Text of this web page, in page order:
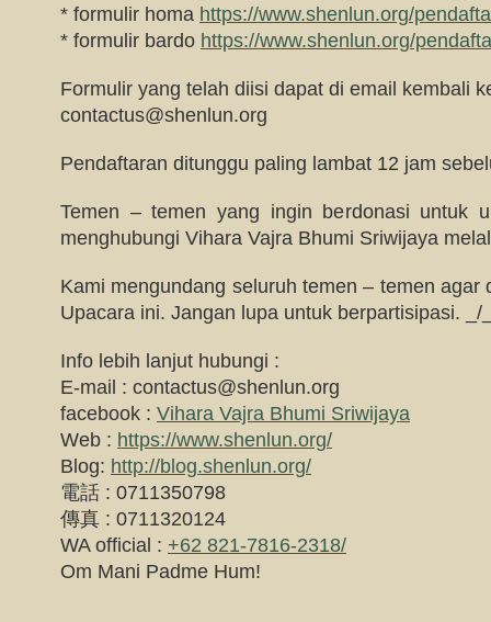
* formulir homa https://www.shenlun.org/
* formulir bardo https://www.shenlun.org/
Formulir yang telah diisi dapat di email kembali
contactus@shenlun.org
Pendaftaran ditunggu paling lambat 12 jam
Temen – temen yang ingin berdonasi untuk
menghubungi Vihara Vajra Bhumi Sriwijaya
Kami mengundang seluruh temen – temen agar
Upacara ini. Jangan lupa untuk berpartisipasi. _/
Info lebih lanjut hubungi :
E-mail : contactus@shenlun.org
facebook : Vihara Vajra Bhumi Sriwijaya
Web : https://www.shenlun.org/
Blog: http://blog.shenlun.org/
電話 : 0711350798
傳真 : 0711320124
WA official : +62 821-7816-2318/
Om Mani Padme Hum!